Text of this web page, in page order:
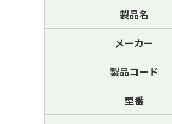
製品名
メーカー
製品コード
型番